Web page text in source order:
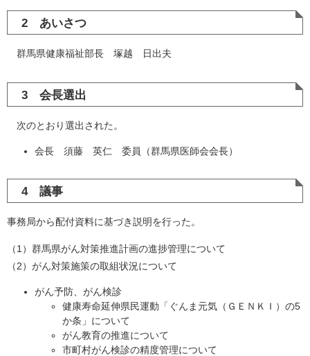
2 あいさつ
群馬県健康福祉部長 塚越 日出夫
3 会長選出
次のとおり選出された。
会長 須藤 英仁 委員（群馬県医師会会長）
4 議事
事務局から配付資料に基づき説明を行った。
（1）群馬県がん対策推進計画の進捗管理について
（2）がん対策施策の取組状況について
がん予防、がん検診
健康寿命延伸県民運動「ぐんま元気（ＧＥＮＫＩ）の5
か条」について
がん教育の推進について
市町村がん検診の精度管理について